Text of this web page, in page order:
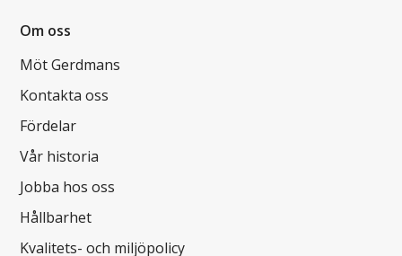
Om oss
Möt Gerdmans
Kontakta oss
Fördelar
Vår historia
Jobba hos oss
Hållbarhet
Kvalitets- och miljöpolicy